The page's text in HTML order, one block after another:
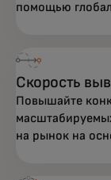
помощью
Скорость
Повышайте
на рынок на